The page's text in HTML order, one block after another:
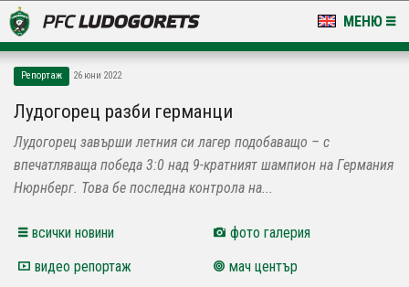
МЕНЮ
LUDOGORETS TV
НА ТЕРЕНА
СТАДИОН & БАЗИ
КЛУБ
ЗА ФЕНОВЕ
Репортаж 26 юни 2022
Лудогорец разби германци
Лудогорец завърши летния си лагер подобаващо – с
впечатляваща победа 3:0 над 9-кратният шампион на Германия
Нюрнберг. Това бе последна контрола на...
всички новини
фото галерия
видео репортаж
мач център